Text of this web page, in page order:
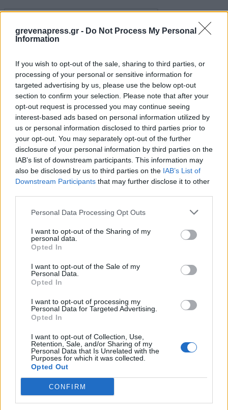
grevenapress.gr - Do Not Process My Personal
Information
If you wish to opt-out of the sale, sharing to third parties, or
processing of your personal or sensitive information for
targeted advertising by us, please use the below opt-out
section to confirm your selection. Please note that after your
opt-out request is processed you may continue seeing
interest-based ads based on personal information utilized by
us or personal information disclosed to third parties prior to
your opt-out. You may separately opt-out of the further
disclosure of your personal information by third parties on the
IAB’s list of downstream participants. This information may
also be disclosed by us to third parties on the IAB’s List of
Downstream Participants that may further disclose it to other
Personal Data Processing Opt Outs
I want to opt-out of the Sharing of my
personal data.
Opted In
I want to opt-out of the Sale of my
Personal Data.
Opted In
I want to opt-out of processing my
Personal Data for Targeted Advertising.
Opted In
I want to opt-out of Collection, Use,
Retention, Sale, and/or Sharing of my
Personal Data that Is Unrelated with the
Purposes for which it was collected.
Opted Out
CONFIRM